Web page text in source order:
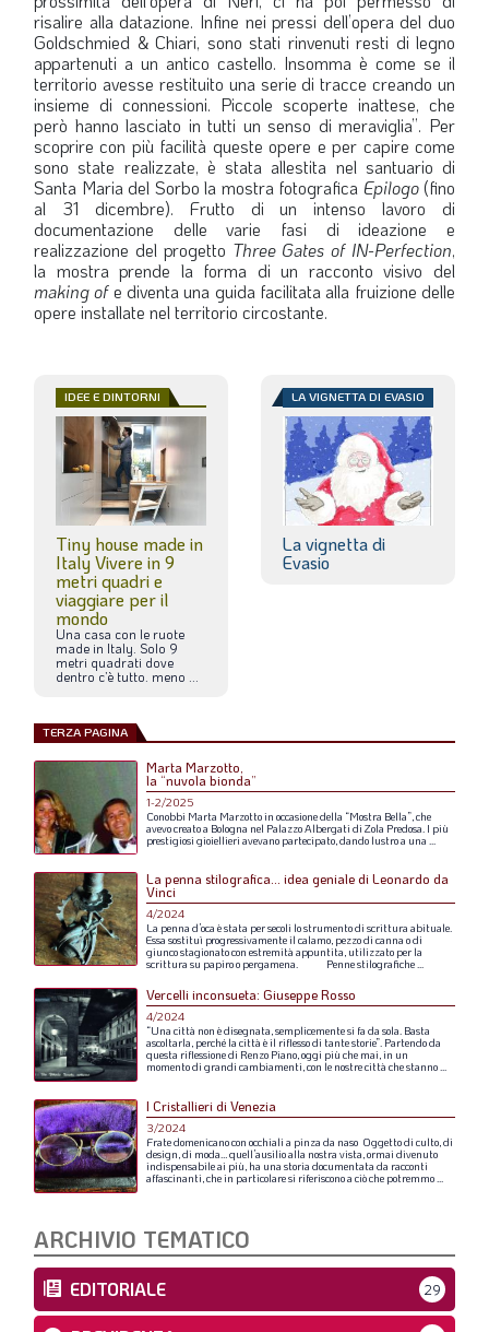
risalire alla datazione. Infine nei pressi dell’opera del duo
Goldschmied & Chiari, sono stati rinvenuti resti di legno
appartenuti a un antico castello. Insomma è come se il
territorio avesse restituito una serie di tracce creando un
insieme di connessioni. Piccole scoperte inattese, che
però hanno lasciato in tutti un senso di meraviglia”. Per
scoprire con più facilità queste opere e per capire come
sono state realizzate, è stata allestita nel santuario di
Santa Maria del Sorbo la mostra fotografica Epilogo(fino
al 31 dicembre). Frutto di un intenso lavoro di
documentazione delle varie fasi di ideazione e
realizzazione del progetto Three Gates of IN-Perfection,
la mostra prende la forma di un racconto visivo del
making ofe diventa una guida facilitata alla fruizione delle
opere installate nel territorio circostante.
IDEE E DINTORNI
Tiny house made in
Italy Vivere in 9
metri quadri e
viaggiare per il
mondo
Una casa con le ruote
made in Italy. Solo 9
metri quadrati dove
dentro c’è tutto. meno
LA VIGNETTA DI EVASIO
La vignetta di
Evasio
TERZA PAGINA
Marta Marzotto,
la “nuvola bionda”
1-2/2025
Conobbi Marta Marzottoin occasionedella “Mostra Bella”, che
avevocreatoa Bologna nel PalazzoAlbergati di Zola Predosa. I più
prestigiosi gioiellieri avevano partecipato, dando lustroa una
La penna stilografica... idea geniale di Leonardo da
Vinci
4/2024
La penna d’oca èstata persecoli lostrumentodi scrittura abituale.
Essa sostituì progressivamenteil calamo, pezzodi canna odi
giuncostagionatocon estremità appuntita, utilizzato per la
scrittura su papiroo pergamena. Pennestilografiche
Vercelli inconsueta: Giuseppe Rosso
4/2024
“Una città non èdisegnata, semplicementesi fa da sola. Basta
ascoltarla, perché la città èil riflessodi tantestorie”. Partendoda
questa riflessionedi Renzo Piano, oggi più che mai, in un
momentodi grandi cambiamenti, con le nostrecittà chestanno
I Cristallieri di Venezia
3/2024
Fratedomenicanocon occhiali a pinza da naso Oggettodi culto, di
design, di moda… quell’ausilioalla nostra vista, ormai divenuto
indispensabileai più, ha una storia documentata da racconti
affascinanti, chein particolaresi riferisconoa ciòche potremmo
ARCHIVIO TEMATICO
EDITORIALE 29